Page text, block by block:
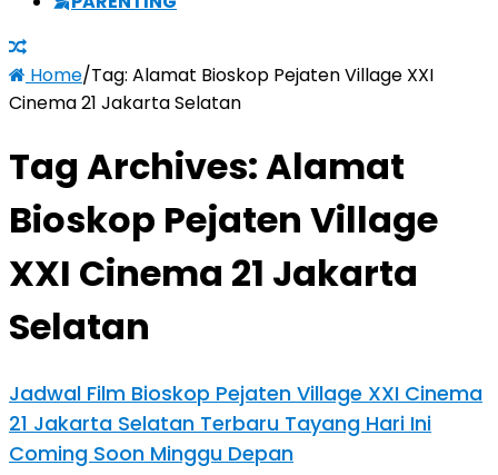
Home/Tag: Alamat Bioskop Pejaten Village XXI
Cinema 21 Jakarta Selatan
Tag Archives:Alamat
Bioskop Pejaten Village
XXI Cinema 21 Jakarta
Selatan
Jadwal Film Bioskop Pejaten Village XXI Cinema
21 Jakarta Selatan Terbaru Tayang Hari Ini
Coming Soon Minggu Depan